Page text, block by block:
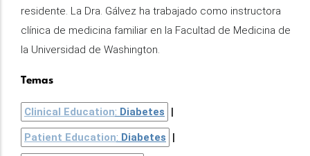
residente. La Dra. Gálvez ha trabajado como instructora
clínica de medicina familiar en la Facultad de Medicina de
la Universidad de Washington.
Temas
Clinical Education: Diabetes
Patient Education: Diabetes